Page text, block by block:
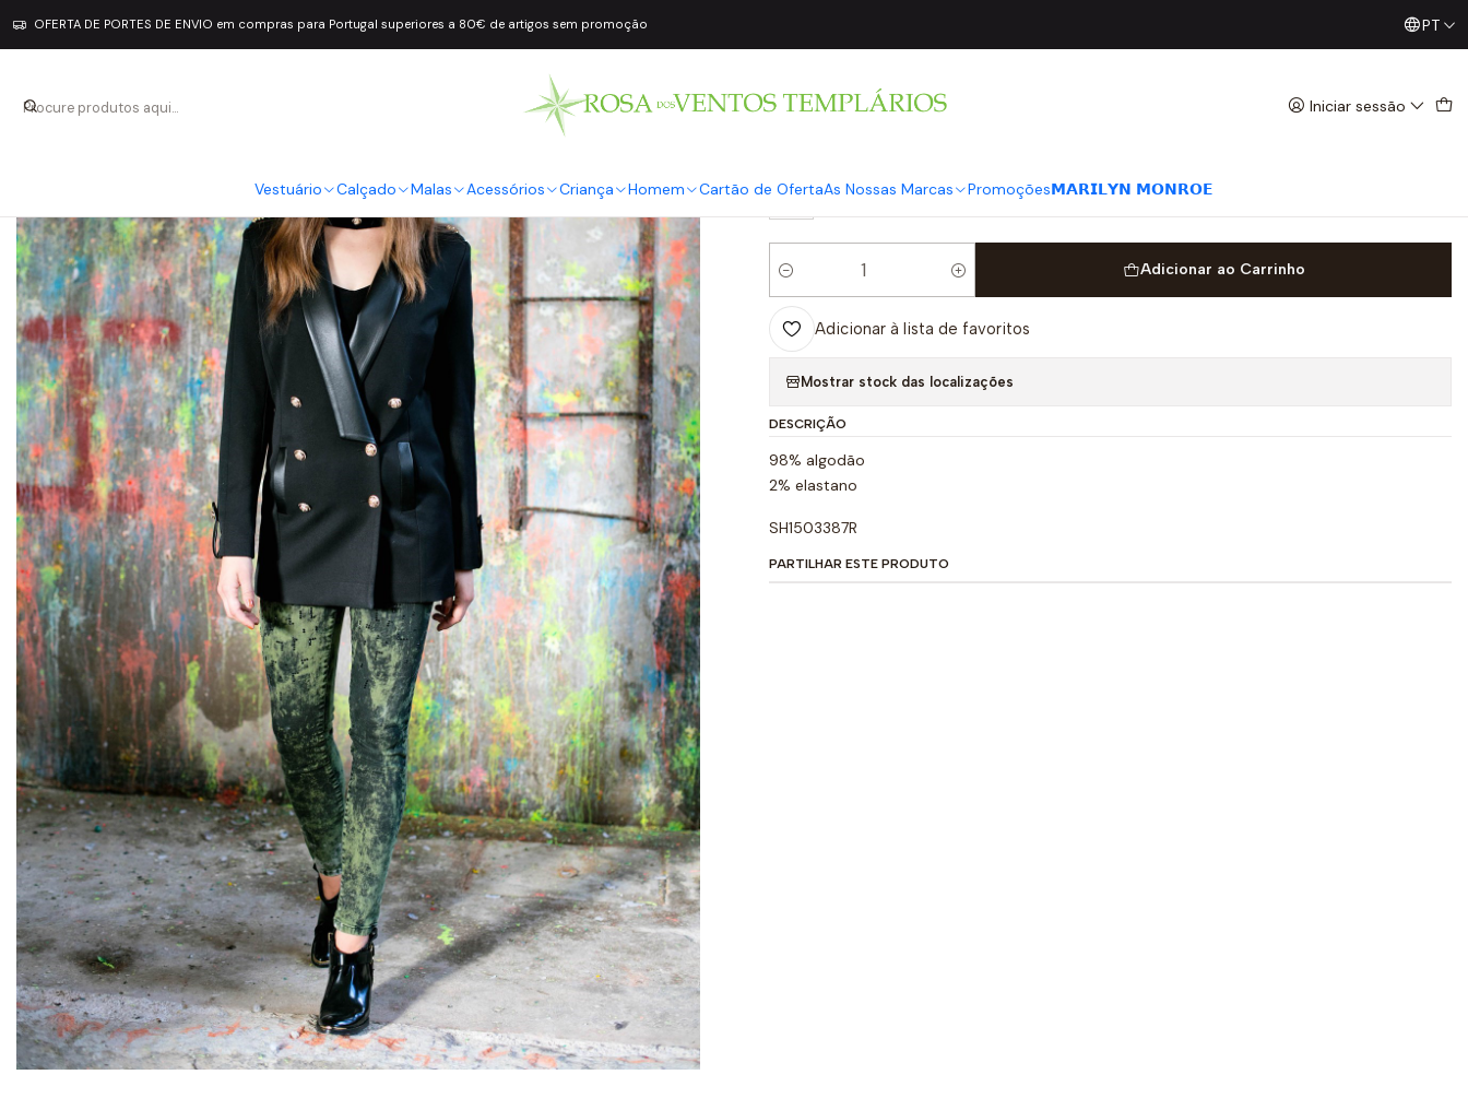
Iniciar sessão
Vestuário Calçado Malas Acessórios Criança Homem Cartão de OfertaAs Nossas Marcas Promoções𝗠𝗔𝗥𝗜𝗟𝗬𝗡 𝗠𝗢𝗡𝗥𝗢𝗘
OFERTA DE PORTES DE ENVIO em compras para Portugal superiores a 80€ de artigos sem promoção Já conhece os nossos Diretos? Todas as Segundas /PT
|
S
Quantidade
Adicionar ao Carrinho
Adicionar à lista de favoritos
Mostrar stock das localizações
DESCRIÇÃO
98% algodão
2% elastano
SH1503387R
PARTILHAR ESTE PRODUTO